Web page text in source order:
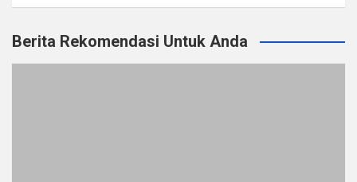
Berita Rekomendasi Untuk Anda